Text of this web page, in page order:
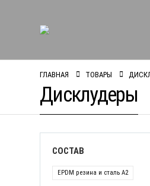
ГЛАВНАЯ ТОВАРЫ
Дисклудеры
СОСТАВ
EPDM резина и сталь А2